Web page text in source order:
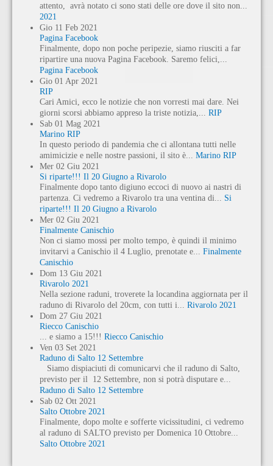
attento, avrà notato ci sono stati delle ore dove il sito non...
2021
Gio 11 Feb 2021
Pagina Facebook
Finalmente, dopo non poche peripezie, siamo riusciti a far
ripartire una nuova Pagina Facebook. Saremo felici,...
Pagina Facebook
Gio 01 Apr 2021
RIP
Cari Amici, ecco le notizie che non vorresti mai dare. Nei
giorni scorsi abbiamo appreso la triste notizia,... RIP
Sab 01 Mag 2021
Marino RIP
In questo periodo di pandemia che ci allontana tutti nelle
amimicizie e nelle nostre passioni, il sito è... Marino RIP
Mer 02 Giu 2021
Si riparte!!! Il 20 Giugno a Rivarolo
Finalmente dopo tanto digiuno eccoci di nuovo ai nastri di
partenza. Ci vedremo a Rivarolo tra una ventina di... Si
riparte!!! Il 20 Giugno a Rivarolo
Mer 02 Giu 2021
Finalmente Canischio
Non ci siamo mossi per molto tempo, è quindi il minimo
invitarvi a Canischio il 4 Luglio, prenotate e... Finalmente
Canischio
Dom 13 Giu 2021
Rivarolo 2021
Nella sezione raduni, troverete la locandina aggiornata per il
raduno di Rivarolo del 20cm, con tutti i... Rivarolo 2021
Dom 27 Giu 2021
Riecco Canischio
... e siamo a 15!!! Riecco Canischio
Ven 03 Set 2021
Raduno di Salto 12 Settembre
Siamo dispiaciuti di comunicarvi che il raduno di Salto,
previsto per il 12 Settembre, non si potrà disputare e...
Raduno di Salto 12 Settembre
Sab 02 Ott 2021
Salto Ottobre 2021
Finalmente, dopo molte e sofferte vicissitudini, ci vedremo
al raduno di SALTO previsto per Domenica 10 Ottobre...
Salto Ottobre 2021